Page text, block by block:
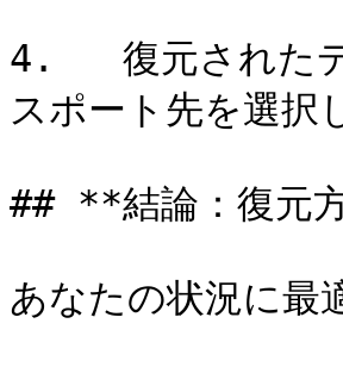
4.   復元されたデ
スポート先を選択
## **結論：復元
あなたの状況に最